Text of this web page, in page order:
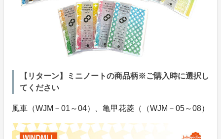
【リターン】ミニノートの商品柄※ご購入時に選択し
てください
風車（WJM－01～04）、亀甲花菱（（WJM－05～08）